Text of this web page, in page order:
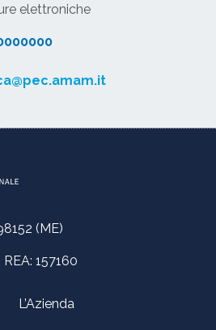
elettroniche
(ME)
157160
L’Azienda